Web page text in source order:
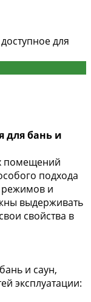
для
для бань и
помещений
подхода
режимов и
выдерживать
свойства в
и саун,
эксплуатации: